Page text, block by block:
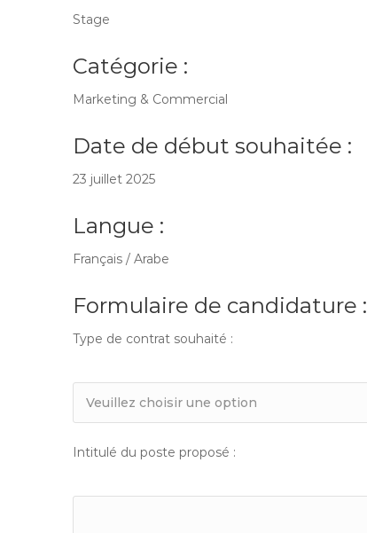
Stage
Catégorie :
Marketing & Commercial
Date de début souhaitée :
23 juillet 2025
Langue :
Français / Arabe
Formulaire de candidature :
Type de contrat souhaité :
Intitulé du poste proposé :